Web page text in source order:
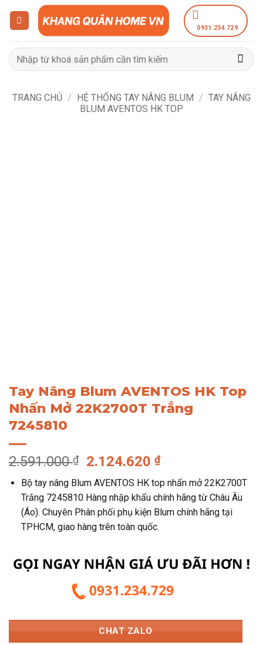
dung
0931.234.729
Tìm
kiếm:
TRANG CHỦ / HỆ THỐNG TAY NÂNG BLUM / TAY NÂNG
BLUM AVENTOS HK TOP
Tay Nâng Blum AVENTOS HK Top
Nhấn Mở 22K2700T Trắng
7245810
2.591.000₫
Giá
gốc
là:
2.591.000 ₫.
2.124.620₫Giá
hiện
tại
là:
2.124.620 ₫.
Bộ tay nâng Blum AVENTOS HK top nhấn mở 22K2700T
Trắng 7245810 Hàng nhập khẩu chính hãng từ Châu Âu
(Áo). Chuyên Phân phối phụ kiện Blum chính hãng tại
TPHCM, giao hàng trên toàn quốc.
CHAT ZALO